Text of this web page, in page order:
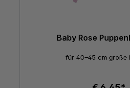
Baby Rose
für 40–45 cm große